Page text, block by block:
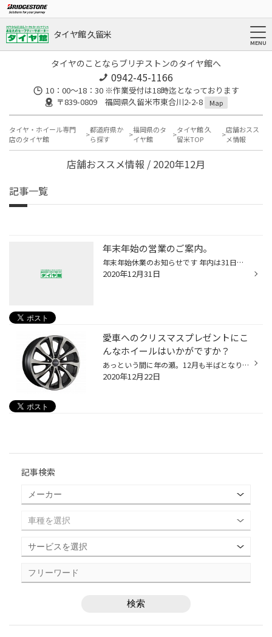
タイヤ館 久留米
タイヤのことならブリヂストンのタイヤ館へ
0942-45-1166
10：00～18：30 ※作業受付は18時迄となっております
〒839-0809 福岡県久留米市東合川2-2-8
Map
タイヤ・ホイール専門
店のタイヤ館
都道府県か
ら探す
福岡県のタ
イヤ館
タイヤ館 久
留米TOP
店舗おスス
メ情報
店舗おススメ情報 / 2020年12月
記事一覧
年末年始の営業のご案内。
年末年始休業のお知らせです 年内は31日まで営業しております。年始3日より営業開始です。 年末までかなりの混雑が続いており大変ご迷惑をお掛けしております 尚、現在沢山の冬用タイヤのお問い合わせご注文を頂いており、 ご用意出来ずご迷惑をお掛けしておりますが出来る限り手配を出来るようにし...
2020年12月31日
愛車へのクリスマスプレゼントにこ
んなホイールはいかがですか？
あっという間に年の瀬。12月も半ばとなりましたが、もうすぐクリスマスですね。童心に返るというわけでもないのですが、いくつになってもわくわくしてしまうのは私だけ!? けれどクリスマスに、「今年は何にしようかな」なんて考えながら大切な方へのプレゼントを選んだり、またサプライズな贈り物を...
2020年12月22日
記事検索